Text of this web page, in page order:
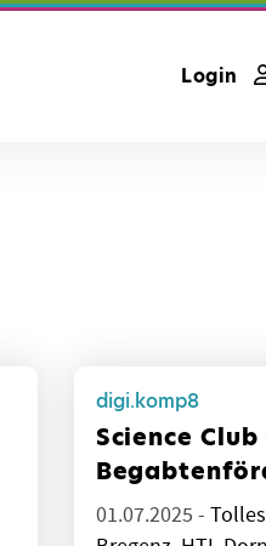
Login
digi.komp8
Science
01.07.2025 -